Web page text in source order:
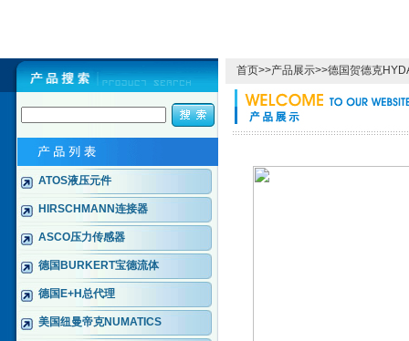
ATOS液压元件
HIRSCHMANN连接器
ASCO压力传感器
德国BURKERT宝德流体
德国E+H总代理
美国纽曼帝克NUMATICS
首页>>产品展示>>德国贺德克